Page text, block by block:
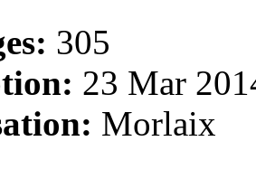
305
23 Mar
Morlaix